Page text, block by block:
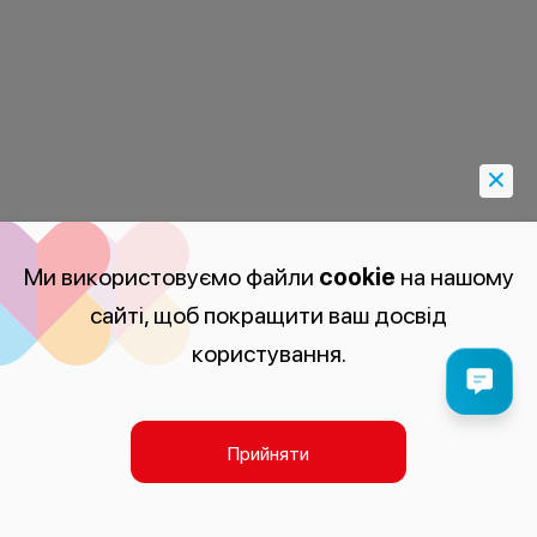
Ми використовуємо файли cookie на нашому
сайті, щоб покращити ваш досвід
користування.
Прийняти